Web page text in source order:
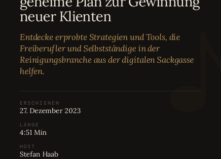
04 Bewertungen
05 Karriere
06 Partnerprogramm
neuer Klienten
Entdecke erprobte Strategien und Tools, die
Freiberufler und Selbstständige in der
Reinigungsbranche aus der digitalen Sackgasse
helfen.
ERSCHIENEN
27. Dezember 2023
LÄNGE
4:51 Min
HOST
Stefan Haab